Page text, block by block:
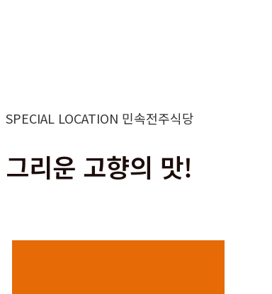
SPECIAL LOCATION 민속전주식당
그리운 고향의 맛!